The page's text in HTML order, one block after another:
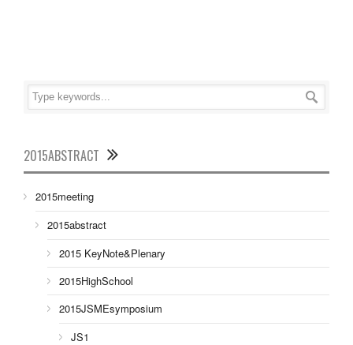
2015ABSTRACT
2015meeting
2015abstract
2015 KeyNote&Plenary
2015HighSchool
2015JSMEsymposium
JS1